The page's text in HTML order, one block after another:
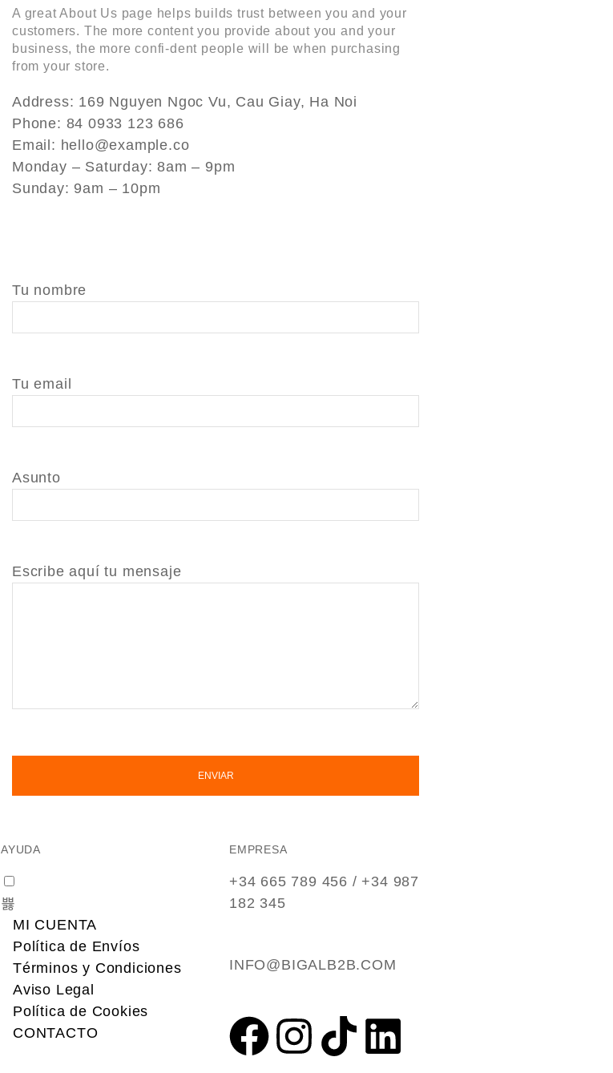
A great About Us page helps builds trust between you and your
customers. The more content you provide about you and your
business, the more confi-dent people will be when purchasing
from your store.
Address: 169 Nguyen Ngoc Vu, Cau Giay, Ha Noi
Phone: 84 0933 123 686
Email: hello@example.co
Monday – Saturday: 8am – 9pm
Sunday: 9am – 10pm
Tu nombre
Tu email
Asunto
Escribe aquí tu mensaje
AYUDA
MI CUENTA
Política de Envíos
Términos y Condiciones
Aviso Legal
Política de Cookies
CONTACTO
EMPRESA
+34 665 789 456 / +34 987
182 345
INFO@BIGALB2B.COM